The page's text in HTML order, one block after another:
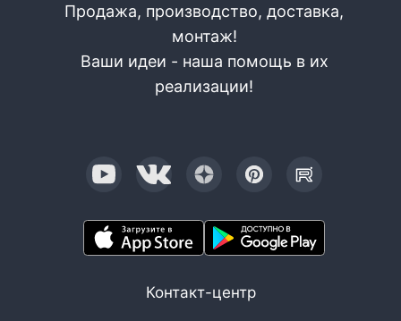
Продажа, производство, доставка,
монтаж!
Ваши идеи - наша помощь в их
реализации!
Контакт-центр